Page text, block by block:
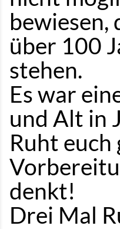
bewiesen,
über 100
stehen.
Es war
und Alt in
Ruht euch
denkt!
Drei Mal